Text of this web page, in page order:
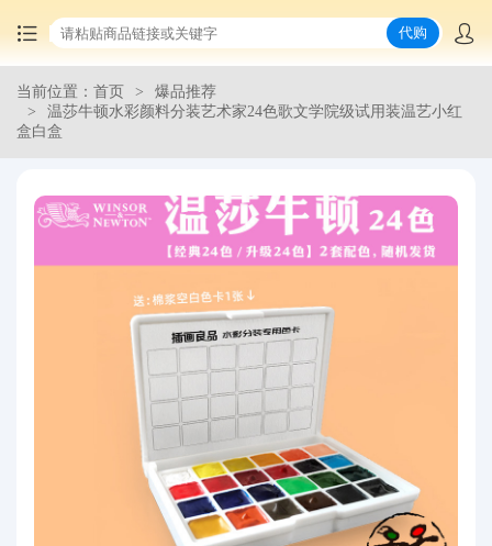
首页
集运服务
代购
当前位置：首页
爆品推荐
温莎牛顿水彩颜料分装艺术家24色歌文学院级试用装温艺小红
盒白盒